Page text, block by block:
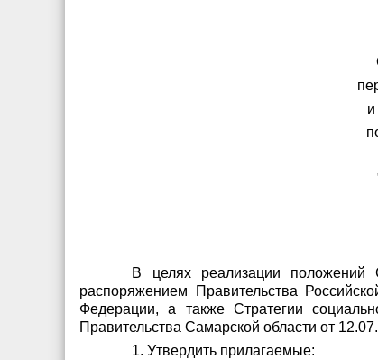
В целях реализации положений
распоряжением Правительства
Федерации, а также Стратегии
Правительства Самарской области от
1. Утвердить прилагаемые: